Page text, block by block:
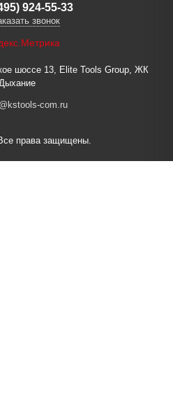
924-55-33
звонок
шоссе 13, Elite Tools Group, ЖК
com.ru
права защищены.